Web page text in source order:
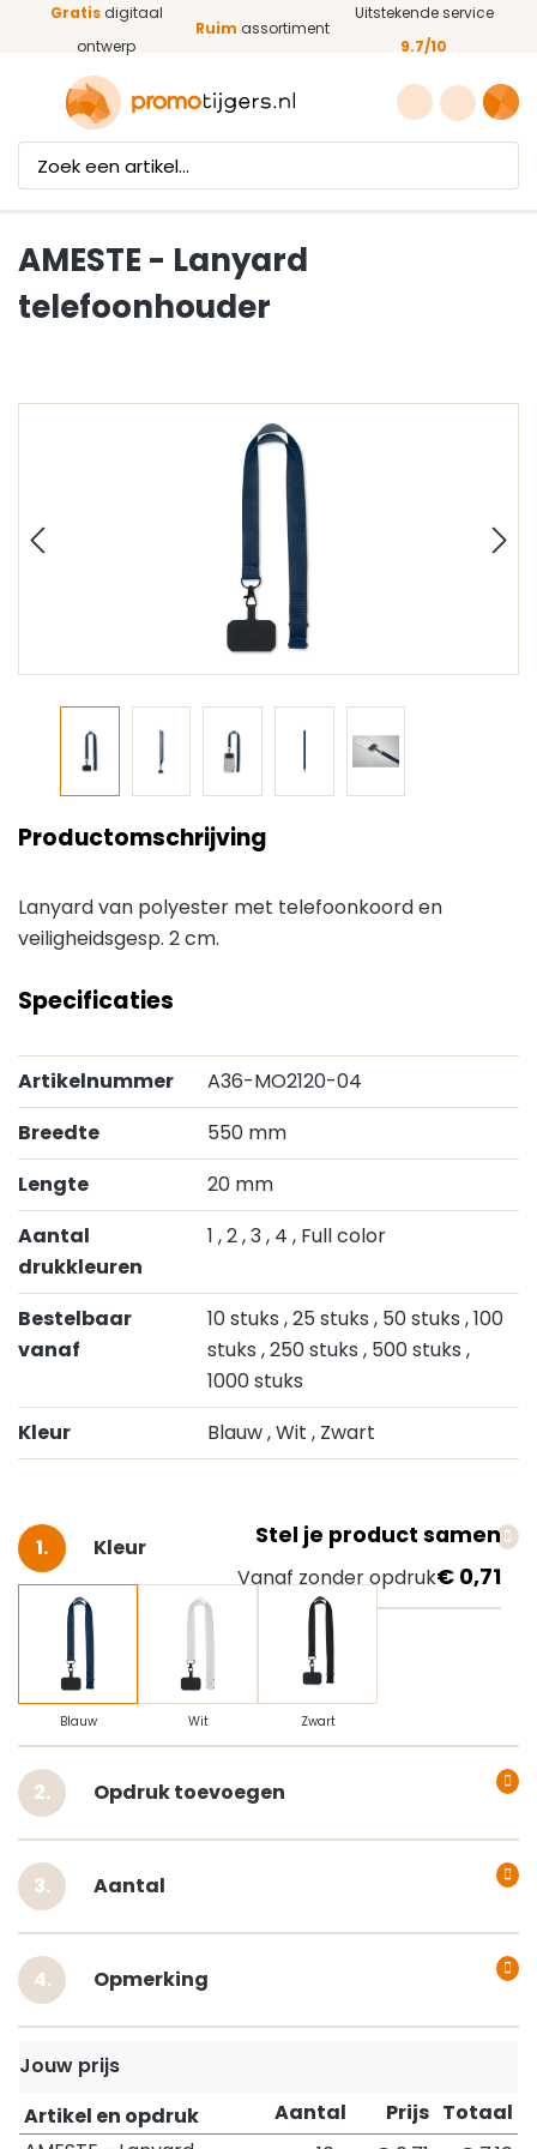
Ga naar de hoofdinhoud
Gratisdigitaal
ontwerp
Ruim assortiment
Uitstekende service
9.7/10
AMESTE - Lanyard
telefoonhouder
Afbeeldingengalerij overslaan
Productomschrijving
Lanyard van polyester met telefoonkoord en
veiligheidsgesp. 2 cm.
Specificaties
Artikelnummer
A36-MO2120-04
Breedte
550 mm
Lengte
20 mm
Aantal
drukkleuren
1 , 2, 3, 4 , Full color
Bestelbaar
vanaf
10 stuks , 25 stuks , 50 stuks , 100
stuks , 250 stuks , 500 stuks ,
1000 stuks
Kleur
Blauw, Wit , Zwart
Stel je product samen
Vanaf zonder opdruk€ 0,71
Selecteer
Kleur
Blauw Wit Zwart
Opdruk toevoegen
Aantal
Opmerking
Jouw prijs
Artikel en opdruk
Aantal Prijs Totaal